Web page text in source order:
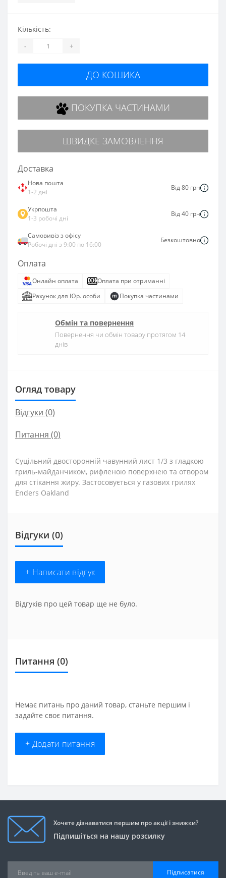
Кількість:
- +
ДО КОШИКА
ПОКУПКА ЧАСТИНАМИ
ШВИДКЕ ЗАМОВЛЕННЯ
Доставка
Нова пошта
1-2 дні
Від 80 грн
Укрпошта
1-3 робочі дні
Від 40 грн
Самовивіз з офісу
Робочі дні з 9:00 по 16:00
Безкоштовно
Оплата
Онлайн оплата
Оплата при отриманні
Рахунок для Юр. особи
Покупка частинами
Обмін та повернення
Повернення чи обмін товару протягом 14
днів
Огляд товару
Відгуки (0)
Питання (0)
Суцільний двосторонній чавунний лист 1/3 з гладкою
гриль-майданчиком, рифленою поверхнею та отвором
для стікання жиру. Застосовується у газових грилях
Enders Oakland
Відгуки (0)
+ Написати відгук
Відгуків про цей товар ще не було.
Питання (0)
Немає питань про даний товар, станьте першим і
задайте своє питання.
+ Додати питання
Хочете дізнаватися першим про акції і знижки?
Підпишіться на нашу розсилку
Підписатися